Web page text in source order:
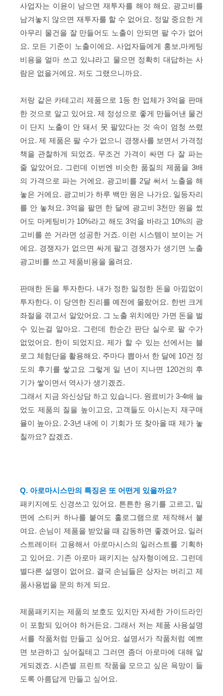
사업자는 이윤이 남으면 재투자를 해야 해요. 광고비를
남겨놓지 않으면 재투자를 할 수 없어요. 정말 중요한 게
아무리 물건을 잘 만들어도 노출이 안되면 팔 수가 없어
요. 모든 기준이 노출이에요. 사업자들에게 홍보,마케팅
비용을 얼마 쓰고 있냐라고 물으면 정확히 대답하는 사
람은 없을거에요. 저도 그랬으니까요.
저랑 같은 카테고리 제품으로 1등 한 업체가 3억을 판매
한 것으로 알고 있어요. 제 정성으로 좋게 만들어낸 물건
이 단지 노출이 안 돼서 못 팔았다는 것 속이 엄청 쓰렸
어요. 제 제품은 팔 수가 없으니 경쟁사를 보면서 가격정
책을 관찰하게 되었죠. 무조건 가격이 싸면 다 잘 파는
줄 알았어요. 그런데 이번엔 비슷한 품질의 제품을 3배
의 가격으로 파는 거에요. 광고비를 2달 써서 노출을 해
놓은 거에요. 광고비가 하루 백만 원은 나가요. 일등자리
를 안 놓쳐요. 3억을 팔면 한 달에 광고비 3천만 원을 썼
어도 마케팅비가 10%라고 해도 3억을 바라고 10%의 광
고비를 쓴 거라면 성공한 거죠. 이런 시스템이 보이는 거
에요. 경쟁자가 없으면 싸게 팔고 경쟁자가 생기면 노출
광고비를 쓰고 제품비용을 올려요.
판매한 돈을 투자한다. 내가 정한 일정한 돈을 아낌없이
투자한다. 이 당연한 진리를 예전에 몰랐어요. 한번 크게
좌절을 겪고서 알았어요. 그 노출 위치에만 가면 돈을 벌
수 있는걸 알아요. 그런데 한순간 판단 실수로 팔 수가
없었어요. 한이 되었지요. 제가 할 수 있는 선에서는 블
로그 체험단을 활용해요. 주마다 뽑아서 한 달에 10건 정
도의 후기를 쌓고요 그렇게 일 년이 지나면 120건의 후
기가 쌓이면서 역사가 생기겠죠.
그래서 지금 와신상담 하고 있습니다. 원료비가 3-4배 늘
었도 제품의 질을 높이고요, 고객들도 아시는지 재구매
율이 높아요. 2-3년 내에 이 기회가 또 찾아올 때 제가 놓
칠까요? 잡겠죠.
Q. 아로마시스만의 특징은 또 어떤게 있을까요?
패키지에도 신경쓰고 있어요. 튼튼한 용기를 고르고, 밑
면에 스티커 하나를 붙여도 홀로그램으로 제작해서 붙
여요. 손님이 제품을 받았을 때 감동하면 좋겠어요. 일러
스트레이터 고용해서 아로마시스의 일러스트를 기획하
고 있어요. 기존 아로마 패키지는 상자형이에요. 그런데
별다른 설명이 없어요. 결국 손님들은 상자는 버리고 제
품사용법을 문의 하게 되요.
제품패키지는 제품의 보호도 있지만 자세한 가이드라인
이 포함되 있어야 하거든요. 그래서 저는 제품 사용설명
서를 작품처럼 만들고 싶어요. 설명서가 작품처럼 예쁘
면 보관하고 싶어질테고 그러면 좀더 아로마에 대해 알
게되겠죠. 시즌별 프린트 작품을 모으고 싶은 욕망이 들
도록 아름답게 만들고 싶어요.